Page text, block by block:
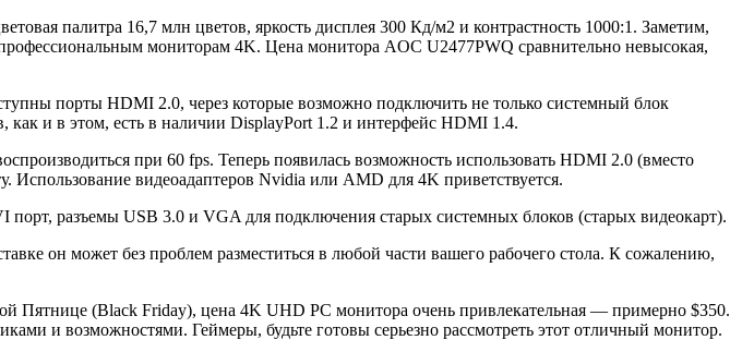
палитра 16,7 млн цветов, яркость дисплея 300 Кд/м2 и контрастность 1000:1. Заметим,
мониторам 4K. Цена монитора AOC U2477PWQ сравнительно невысокая,
порты HDMI 2.0, через которые возможно подключить не только системный блок
и в этом, есть в наличии DisplayPort 1.2 и интерфейс HDMI 1.4.
при 60 fps. Теперь появилась возможность использовать HDMI 2.0 (вместо
видеоадаптеров Nvidia или AMD для 4K приветствуется.
разъемы USB 3.0 и VGA для подключения старых системных блоков (старых видеокарт).
он может без проблем разместиться в любой части вашего рабочего стола. К сожалению,
Пятнице (Black Friday), цена 4K UHD PC монитора очень привлекательная — примерно $350.
и возможностями. Геймеры, будьте готовы серьезно рассмотреть этот отличный монитор.